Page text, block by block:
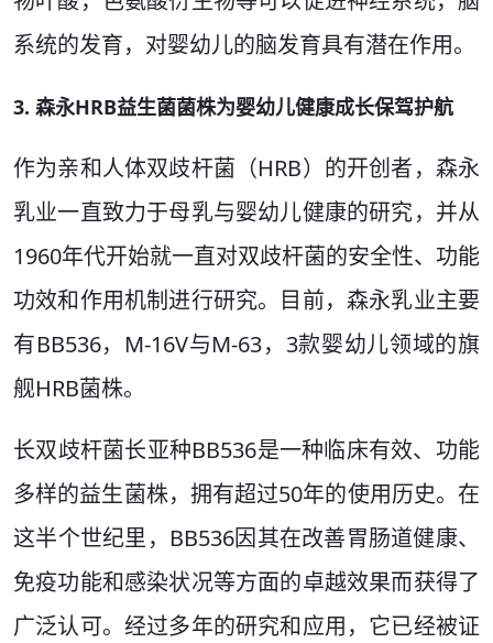
系统的发育，对婴幼儿的脑发育具有潜在作用。
3. 森永HRB益生菌菌株为婴幼儿健康成长保驾护航
作为亲和人体双歧杆菌（HRB）的开创者，森永
乳业一直致力于母乳与婴幼儿健康的研究，并从
1960年代开始就一直对双歧杆菌的安全性、功能
功效和作用机制进行研究。目前，森永乳业主要
有BB536，M-16V与M-63，3款婴幼儿领域的旗
舰HRB菌株。
长双歧杆菌长亚种BB536是一种临床有效、功能
多样的益生菌株，拥有超过50年的使用历史。在
这半个世纪里，BB536因其在改善胃肠道健康、
免疫功能和感染状况等方面的卓越效果而获得了
广泛认可。经过多年的研究和应用，它已经被证